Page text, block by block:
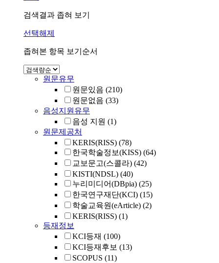
검색결과 좁혀 보기
선택해제
좁혀본 항목 보기순서
원문유무
원문있음 (210)
원문없음 (33)
음성지원유무
음성 지원 (1)
원문제공처
KERIS(RISS) (78)
한국학술정보(KISS) (64)
교보문고(스콜라) (42)
KISTI(NDSL) (40)
누리미디어(DBpia) (25)
한국연구재단(KCI) (15)
학술교육원(eArticle) (2)
KERIS(RISS) (1)
등재정보
KCI등재 (100)
KCI등재후보 (13)
SCOPUS (11)